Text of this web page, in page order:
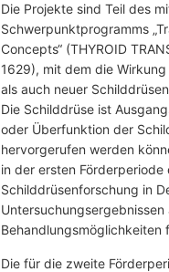
Die Projekte sind Teil des
Schwerpunktprogramms
Concepts“ (THYROID
1629), mit dem die
als auch neuer
Die Schilddrüse ist
oder Überfunktion der
hervorgerufen werden
in der ersten
Schilddrüsenforschung in
Behandlungsmöglichkeiten
Die für die zweite